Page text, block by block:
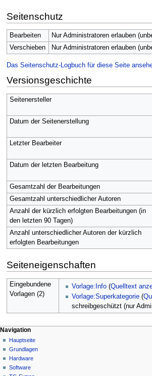
Seitenschutz
Bearbeiten
Nur Administratoren erlauben
Verschieben
Nur Administratoren erlauben
Das Seitenschutz-Logbuch für diese Seite
Versionsgeschichte
Seitenersteller
Datum der Seitenerstellung
Letzter Bearbeiter
Datum der letzten Bearbeitung
Gesamtzahl der Bearbeitungen
Gesamtzahl unterschiedlicher Autoren
Anzahl der kürzlich erfolgten Bearbeitungen (in
den letzten 90 Tagen)
Anzahl unterschiedlicher Autoren der kürzlich
erfolgten Bearbeitungen
Seiteneigenschaften
Eingebundene
Vorlagen (2)
Vorlage:Info (Quelltext
Vorlage:Superkategorie (
schreibgeschützt (nur
N
a
v
Seitenaktionen
Kategorie
Diskussion
Lesen
Quelltext
Meine Werkzeuge
Deutsch
Anmelden
Navigation
Hauptseite
Grundlagen
Hardware
Software